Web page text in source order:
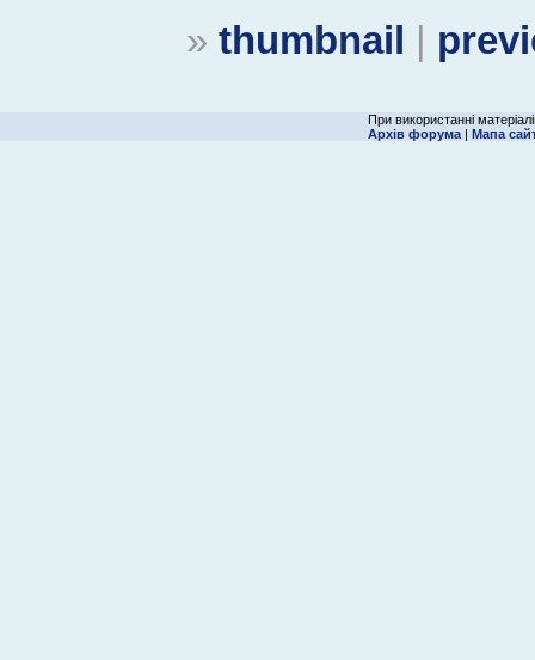
» thumbnail |
При використанні
Архів форума| Мапа